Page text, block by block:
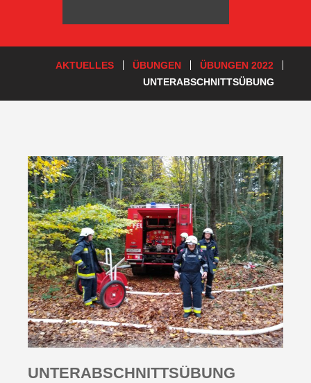
AKTUELLES ÜBUNGEN
ÜBUNGEN 2022
UNTERABSCHNITTSÜBUNG
UNTERABSCHNITTSÜBUNG